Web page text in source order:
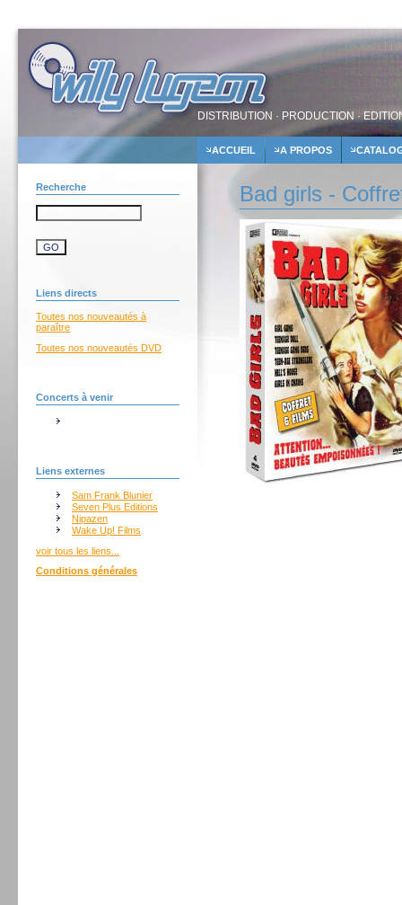
DISTRIBUTION · PRODUCTION ·
ACCUEIL A PROPOS
Recherche
Liens directs
Toutes nos nouveautés à
paraître
Toutes nos nouveautés DVD
Concerts à venir
Liens externes
Sam Frank Blunier
Seven Plus Editions
Nipazen
Wake Up! Films
voir tous les liens...
Conditions générales
Bad girls -